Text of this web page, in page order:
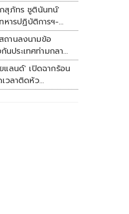
กสุภัทร ชูตินันทน์'
หารปฏิบัติการฯ-
ตรี'
ถานลงนามข้อ
ประเทศท่ามกลาง
แลนด์' เปิดฉากร้อน
วลาติดหัว
4 ที่มัลดาลิกา